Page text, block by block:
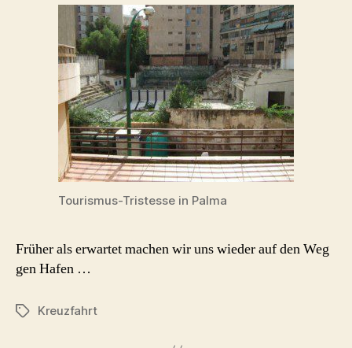
Tourismus-Tristesse in Palma
Früher als erwartet machen wir uns wieder auf den Weg
gen Hafen …
Schlagwörter
Kreuzfahrt